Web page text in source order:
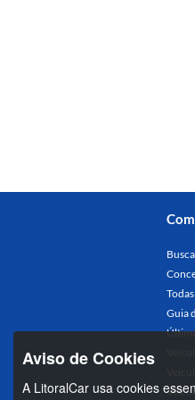
Guia
Aviso de Cookies
A LitoralCar usa cookies